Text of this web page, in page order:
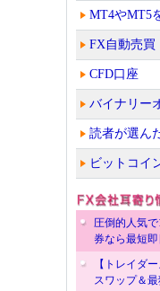
MT4やMT5
FX自動売買
CFD口座
バイナリー
読者が選ん
ビットコイ
圧倒的人気
券なら最短即
【トレイダ
スワップ＆